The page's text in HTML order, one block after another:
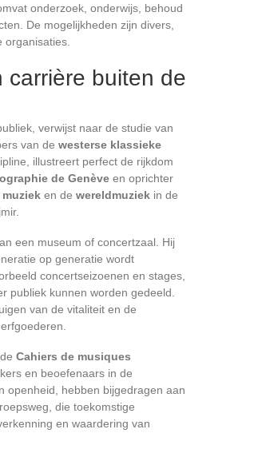
onderzoek, onderwijs, behoud
De mogelijkheden zijn divers,
carrière buiten de
verwijst naar de studie van
van de westerse klassieke
illustreert perfect de rijkdom
de Genève en oprichter
en de wereldmuziek in de
een museum of concertzaal. Hij
op generatie wordt
concertseizoenen en stages,
publiek kunnen worden gedeeld.
van de vitaliteit en de
Cahiers de musiques
en beoefenaars in de
openheid, hebben bijgedragen aan
die toekomstige
en waardering van